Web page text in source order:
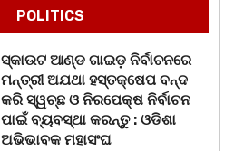
POLITICS
ସ୍କାଉଟ ଆଣ୍ଡ ଗାଇଡ଼ ନିର୍ବାଚନରେ
ମନ୍ତ୍ରୀ ଅଯଥା ହସ୍ତକ୍ଷେପ ବନ୍ଦ
କରି ସ୍ୱଚ୍ଛ ଓ ନିରପେକ୍ଷ ନିର୍ବାଚନ
ପାଇଁ ବ୍ୟବସ୍ଥା କରନ୍ତୁ : ଓଡିଶା
ଅଭିଭାବକ ମହାସଂଘ